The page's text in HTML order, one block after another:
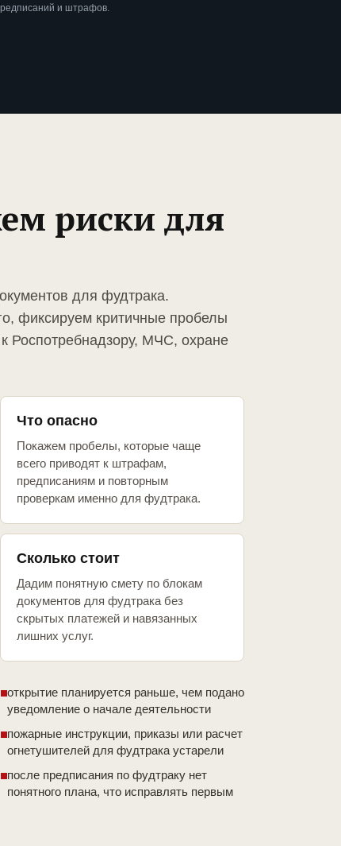
и штрафов.
риски для
для фудтрака.
фиксируем критичные пробелы
Роспотребнадзору, МЧС, охране
Что опасно
Покажем пробелы, которые чаще
всего приводят к штрафам,
предписаниям и повторным
проверкам именно для фудтрака.
Сколько стоит
Дадим понятную смету по блокам
документов для фудтрака без
скрытых платежей и навязанных
лишних услуг.
открытие планируется раньше, чем подано
уведомление о начале деятельности
пожарные инструкции, приказы или расчет
огнетушителей для фудтрака устарели
после предписания по фудтраку нет
понятного плана, что исправлять первым